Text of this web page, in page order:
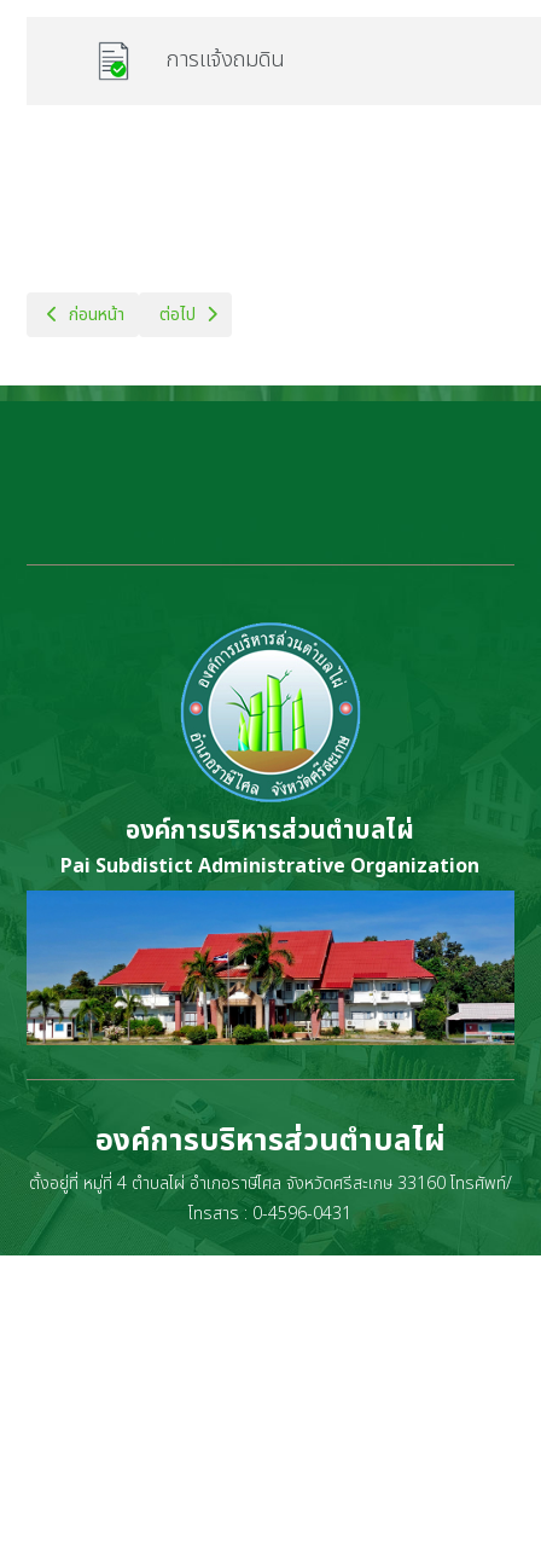
การแจ้งถมดิน
เนื้อหาก่อนหน้า: สถิติการเข้ารับบริการ
ก่อนหน้า เนื้อหาถัดไป: คำแนะนำการร้องเรียน
ต่อไป
องค์การบริหารส่วนตำบลไผ่
Pai Subdistict Administrative Organization
องค์การบริหารส่วนตำบลไผ่
ตั้งอยู่ที่ หมู่ที่ 4 ตำบลไผ่ อำเภอราษีไศล จังหวัดศรีสะเกษ 33160 โทรศัพท์/
โทรสาร : 0-4596-0431